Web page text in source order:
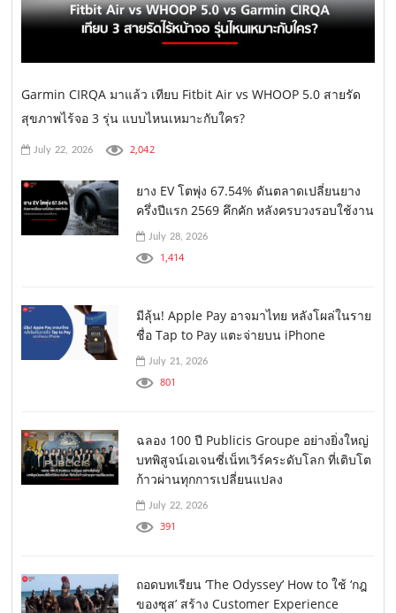
Garmin CIRQA มาแล้ว เทียบ Fitbit Air vs WHOOP 5.0 สายรัด
สุขภาพไร้จอ 3 รุ่น แบบไหนเหมาะกับใคร?
July 22, 2026 2,042
ยาง EV โตพุ่ง 67.54% ดันตลาดเปลี่ยนยาง
ครึ่งปีแรก 2569 คึกคัก หลังครบวงรอบใช้งาน
July 28, 2026
1,414
มีลุ้น! Apple Pay อาจมาไทย หลังโผล่ในราย
ชื่อ Tap to Pay แตะจ่ายบน iPhone
July 21, 2026
801
ฉลอง 100 ปี Publicis Groupe อย่างยิ่งใหญ่
บทพิสูจน์เอเจนซี่เน็ทเวิร์คระดับโลก ที่เติบโต
ก้าวผ่านทุกการเปลี่ยนแปลง
July 22, 2026
391
ถอดบทเรียน ‘The Odyssey’ How to ใช้ ‘กฎ
ของซุส’ สร้าง Customer Experience